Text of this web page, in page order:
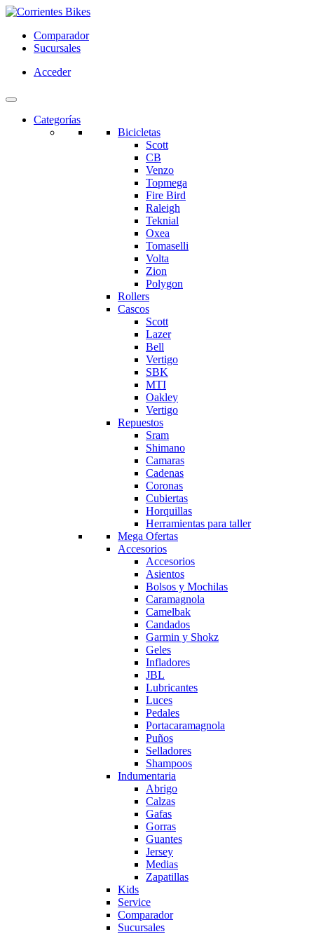
Comparador
Sucursales
Acceder
Categorías
Bicicletas
Scott
CB
Venzo
Topmega
Fire Bird
Raleigh
Teknial
Oxea
Tomaselli
Volta
Zion
Polygon
Rollers
Cascos
Scott
Lazer
Bell
Vertigo
SBK
MTI
Oakley
Vertigo
Repuestos
Sram
Shimano
Camaras
Cadenas
Coronas
Cubiertas
Horquillas
Herramientas para taller
Mega Ofertas
Accesorios
Accesorios
Asientos
Bolsos y Mochilas
Caramagnola
Camelbak
Candados
Garmin y Shokz
Geles
Infladores
JBL
Lubricantes
Luces
Pedales
Portacaramagnola
Puños
Selladores
Shampoos
Indumentaria
Abrigo
Calzas
Gafas
Gorras
Guantes
Jersey
Medias
Zapatillas
Kids
Service
Comparador
Sucursales